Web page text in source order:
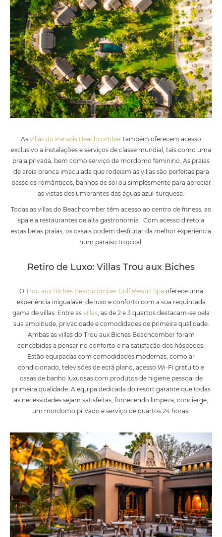
As villas do Paradis Beachcomber também oferecem acesso
exclusivo a instalações e serviços de classe mundial, tais como uma
praia privada, bem como serviço de mordomo feminino. As praias
de areia branca imaculada que rodeiam as villas são perfeitas para
passeios românticos, banhos de sol ou simplesmente para apreciar
as vistas deslumbrantes das águas azul-turquesa.
Todas as villas do Beachcomber têm acesso ao centro de fitness, ao
spa e a restaurantes de alta gastronomia. Com acesso direto a
estas belas praias, os casais podem desfrutar da melhor experiência
num paraíso tropical.
Retiro de Luxo: Villas Trou aux Biches
O Trou aux Biches Beachcomber Golf Resort Spa oferece uma
experiência inigualável de luxo e conforto com a sua requintada
gama de villas. Entre as villas , as de 2 e 3 quartos destacam-se pela
sua amplitude, privacidade e comodidades de primeira qualidade.
Ambas as villas do Trou aux Biches Beachcomber foram
concebidas a pensar no conforto e na satisfação dos hóspedes.
Estão equipadas com comodidades modernas, como ar
condicionado, televisões de ecrã plano, acesso Wi-Fi gratuito e
casas de banho luxuosas com produtos de higiene pessoal de
primeira qualidade. A equipa dedicada do resort garante que todas
as necessidades sejam satisfeitas, fornecendo limpeza, concierge,
um mordomo privado e serviço de quartos 24 horas.